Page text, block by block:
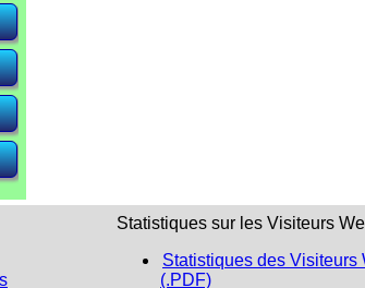
Statistiques sur les Visiteurs
Statistiques des Visiteurs
(.PDF)